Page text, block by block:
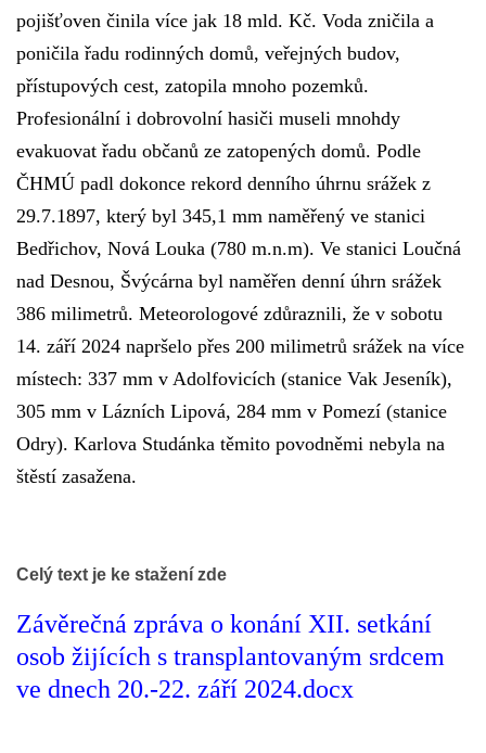
pojišťoven činila více jak 18 mld. Kč. Voda zničila a
poničila řadu rodinných domů, veřejných budov,
přístupových cest, zatopila mnoho pozemků.
Profesionální i dobrovolní hasiči museli mnohdy
evakuovat řadu občanů ze zatopených domů. Podle
ČHMÚ padl dokonce rekord denního úhrnu srážek z
29.7.1897, který byl 345,1 mm naměřený ve stanici
Bedřichov, Nová Louka (780 m.n.m). Ve stanici Loučná
nad Desnou, Švýcárna byl naměřen denní úhrn srážek
386 milimetrů. Meteorologové zdůraznili, že v sobotu
14. září 2024 napršelo přes 200 milimetrů srážek na více
místech: 337 mm v Adolfovicích (stanice Vak Jeseník),
305 mm v Lázních Lipová, 284 mm v Pomezí (stanice
Odry). Karlova Studánka těmito povodněmi nebyla na
štěstí zasažena.
Celý text je ke stažení zde
Závěrečná zpráva o konání XII. setkání
osob žijících s transplantovaným srdcem
ve dnech 20.-22. září 2024.docx